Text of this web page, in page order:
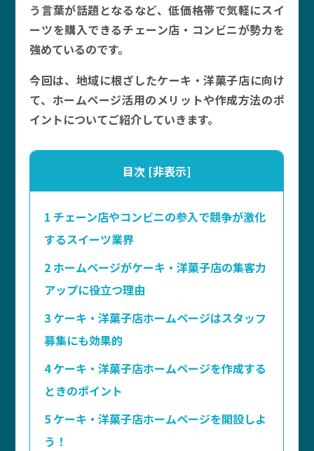
う言葉が話題となるなど、低価格帯で気軽にスイ
ーツを購入できるチェーン店・コンビニが勢力を
強めているのです。
今回は、地域に根ざしたケーキ・洋菓子店に向け
て、ホームページ活用のメリットや作成方法のポ
イントについてご紹介していきます。
目次 [非表示]
1 チェーン店やコンビニの参入で競争が激化
するスイーツ業界
2ホームページがケーキ・洋菓子店の集客力
アップに役立つ理由
3 ケーキ・洋菓子店ホームページはスタッフ
募集にも効果的
4ケーキ・洋菓子店ホームページを作成する
ときのポイント
5 ケーキ・洋菓子店ホームページを開設しよ
う！